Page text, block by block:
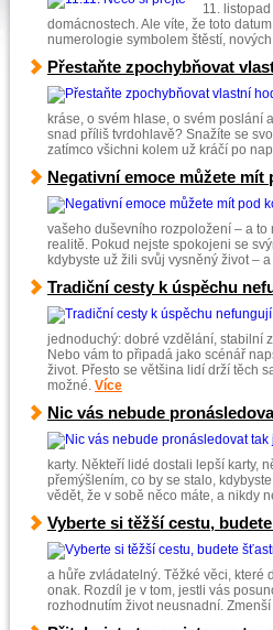
11.
domácnostech. Ale víte, že toto
numerologie symbolem štěstí,
Přestaňte zpochybňovat
kráse, o svém hlase, o svém
snad příliš tvrdohlavě? Snažíte se
zatímco všichni kolem už kráčí po
Negativní emoce můžete mít
vašeho duševního rozpoložení – a
realitě. Pokud nejste spokojeni se
kdybyste už žili svůj vysněný život –
Tradiční cesty k úspěchu
jednoduchý: dobré vzdělání, stabilní
Nebo vám to připadá jako scénář
život. Přesto se většina lidí drží těch
možné. Více
Nic vás nebude
karty. Někteří lidé dostali lepší karty,
přemýšlením, co by se stalo,
vědět, že v sobě něco máte, a nikdy
Vyberte si těžší cestu,
a hůře zvládatelný. Těžké věci, které
onak. Rozdíl je v tom, jestli vás
rozhodnutím život neusnadní.